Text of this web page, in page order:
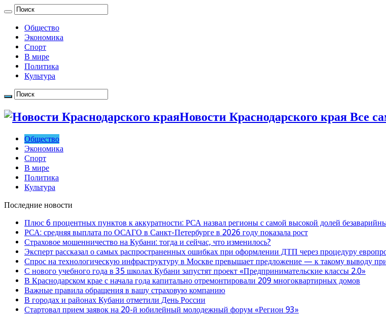
Общество
Экономика
Спорт
В мире
Политика
Культура
Новости Краснодарского края Все
Общество
Экономика
Спорт
В мире
Политика
Культура
Последние новости
Плюс 6 процентных пунктов к аккуратности: РСА назвал регионы с самой высокой долей
РСА: средняя выплата по ОСАГО в Санкт-Петербурге в 2026 году показала рост
Страховое мошенничество на Кубани: тогда и сейчас, что изменилось?
Эксперт рассказал о самых распространенных ошибках при оформлении ДТП через процедуру
Спрос на технологическую инфраструктуру в Москве превышает предложение — к такому выводу
С нового учебного года в 35 школах Кубани запустят проект «Предпринимательские классы 2.0»
В Краснодарском крае с начала года капитально отремонтировали 209 многоквартирных домов
Важные правила обращения в вашу страховую компанию
В городах и районах Кубани отметили День России
Стартовал прием заявок на 20-й юбилейный молодежный форум «Регион 93»